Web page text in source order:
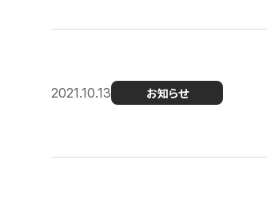
2021.10.13 お知らせ